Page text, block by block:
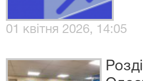
01 квітня 2026, 14:05